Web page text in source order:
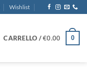
Wishlist
CARRELLO /€0.00 0